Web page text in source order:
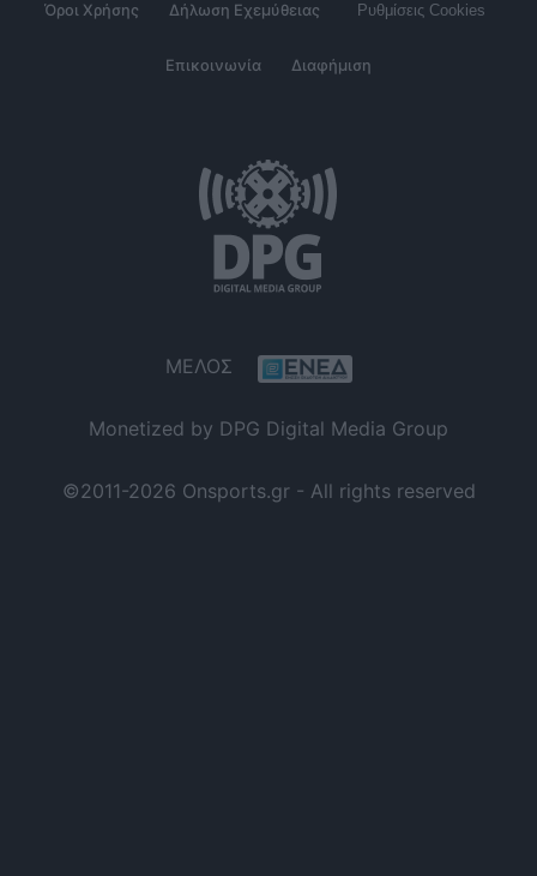
Όροι Χρήσης Δήλωση Εχεμύθειας Ρυθμίσεις Cookies
Επικοινωνία Διαφήμιση
ΜΕΛΟΣ
Monetized by DPG Digital Media Group
©2011-2026 Onsports.gr - All rights reserved